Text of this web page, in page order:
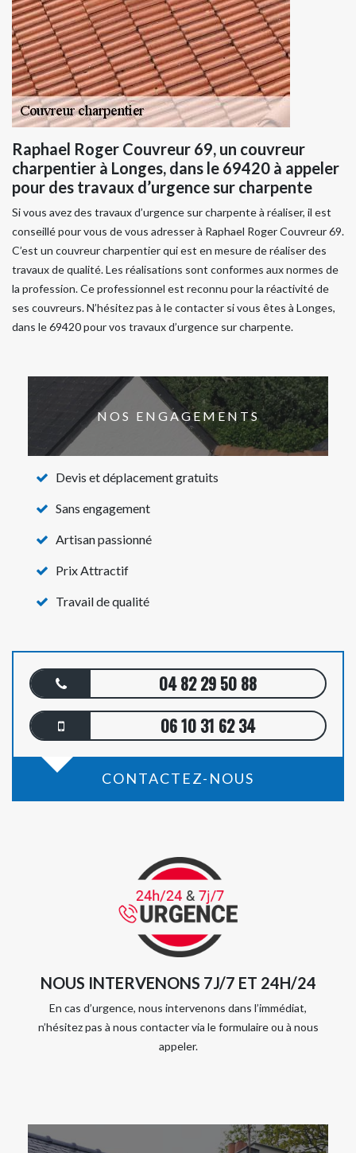
Raphael Roger Couvreur 69, un couvreur
charpentier à Longes, dans le 69420 à appeler
pour des travaux d’urgence sur charpente
Si vous avez des travaux d’urgence sur charpente à réaliser, il est
conseillé pour vous de vous adresser à Raphael Roger Couvreur 69.
C’est un couvreur charpentier qui est en mesure de réaliser des
travaux de qualité. Les réalisations sont conformes aux normes de
la profession. Ce professionnel est reconnu pour la réactivité de
ses couvreurs. N’hésitez pas à le contacter si vous êtes à Longes,
dans le 69420 pour vos travaux d’urgence sur charpente.
NOS ENGAGEMENTS
Devis et déplacement gratuits
Sans engagement
Artisan passionné
Prix Attractif
Travail de qualité
04 82 29 50 88
06 10 31 62 34
CONTACTEZ-NOUS
NOUS INTERVENONS 7J/7 ET 24H/24
En cas d’urgence, nous intervenons dans l’immédiat,
n’hésitez pas à nous contacter via le formulaire ou à nous
appeler.